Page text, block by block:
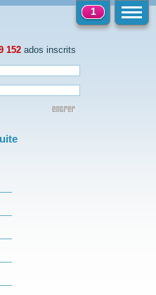
152 ados inscrits
1